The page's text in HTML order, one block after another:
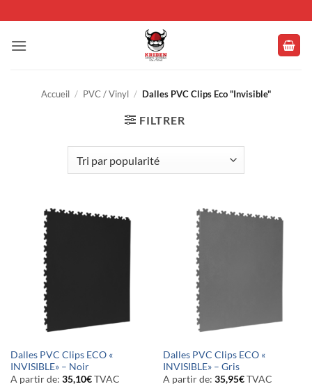
au
contenu
Accueil / PVC / Vinyl / Dalles PVC Clips Eco "Invisible"
FILTRER
Dalles PVC Clips ECO «
INVISIBLE» – Noir
A partir de: 35,10€TVAC
Dalles PVC Clips ECO «
INVISIBLE» – Gris
A partir de: 35,95€TVAC